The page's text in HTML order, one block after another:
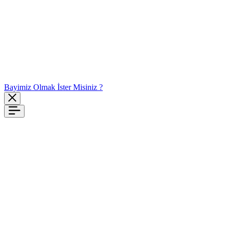
Bayimiz Olmak İster Misiniz ?